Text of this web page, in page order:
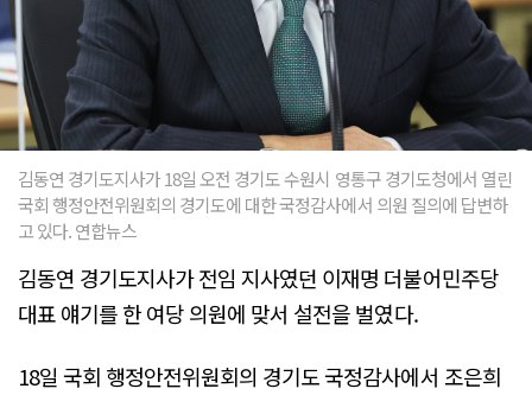
김동연 경기도지사가 18일 오전 경기도 수원시 영통구 경기도청에서 열린
국회 행정안전위원회의 경기도에 대한 국정감사에서 의원 질의에 답변하
고 있다. 연합뉴스
김동연 경기도지사가 전임 지사였던 이재명 더불어민주당
대표 얘기를 한 여당 의원에 맞서 설전을 벌였다.
18일 국회 행정안전위원회의 경기도 국정감사에서 조은희